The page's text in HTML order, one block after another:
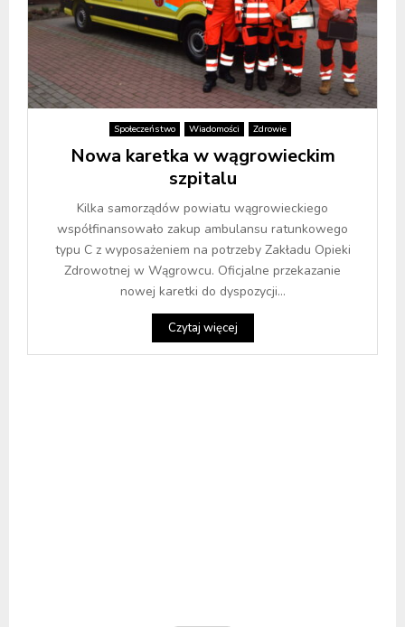
Społeczeństwo Wiadomości Zdrowie
Nowa karetka w wągrowieckim
szpitalu
Kilka samorządów powiatu wągrowieckiego
współfinansowało zakup ambulansu ratunkowego
typu C z wyposażeniem na potrzeby Zakładu Opieki
Zdrowotnej w Wągrowcu. Oficjalne przekazanie
nowej karetki do dyspozycji...
Czytaj więcej